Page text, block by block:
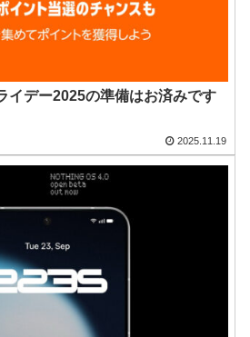
イデー2025の準備はお済みです
2025.11.19